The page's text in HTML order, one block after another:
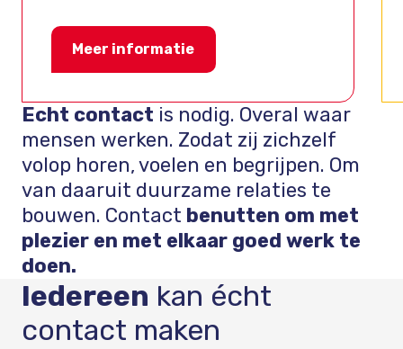
Meer informatie
Echt contact is nodig. Overal waar
mensen werken. Zodat zij zichzelf
volop horen, voelen en begrijpen. Om
van daaruit duurzame relaties te
bouwen. Contact benutten om met
plezier en met elkaar goed werk te
doen.
Iedereen kan écht
contact maken